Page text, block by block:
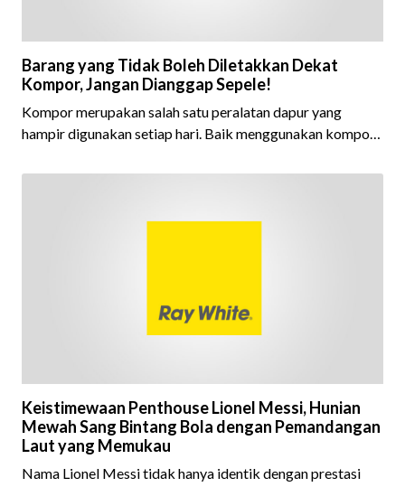
Barang yang Tidak Boleh Diletakkan Dekat
Kompor, Jangan Dianggap Sepele!
Kompor merupakan salah satu peralatan dapur yang
hampir digunakan setiap hari. Baik menggunakan kompor
menghasilkan panas yang tinggi saat digunakan untuk
Keistimewaan Penthouse Lionel Messi, Hunian
Mewah Sang Bintang Bola dengan Pemandangan
Laut yang Memukau
Nama Lionel Messi tidak hanya identik dengan prestasi